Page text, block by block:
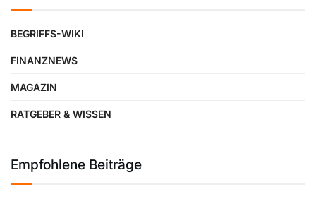
BEGRIFFS-WIKI
FINANZNEWS
MAGAZIN
RATGEBER & WISSEN
Empfohlene Beiträge